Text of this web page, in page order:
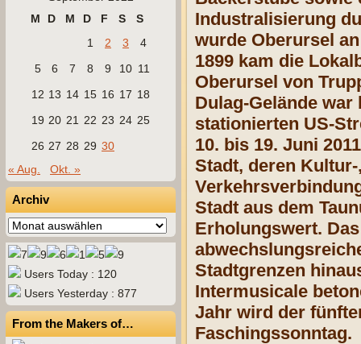
M
D M D F S
S
1
2 3
4
5
6 7 8 9 10 11
12 13 14 15 16 17 18
19 20 21 22 23 24 25
26 27 28 29 30
« Aug.
Okt. »
Archiv
Archiv
Users Today : 120
Users Yesterday : 877
From the Makers of…
Industralisierung
wurde Oberursel
1899 kam die
Oberursel von
Dulag-Gelände
stationierten US-
10. bis 19. Juni
Stadt, deren
Stadt aus dem
Erholungswert.
Stadtgrenzen
Intermusicale
Jahr wird der
Faschingssonntag.